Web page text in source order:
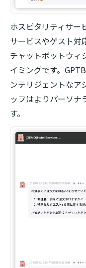
ホスピタリティサー
サービスやゲスト対
チャットボットウィ
イミングです。
ンテリジェントなア
ッフはよりパーソナ
す。